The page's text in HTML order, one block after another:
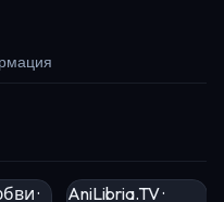
·
AniLibria.TV ·